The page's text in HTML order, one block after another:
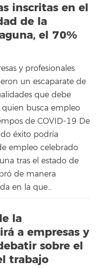
inscritas en el
de la
el 70%
y profesionales
un escaparate de
que debe
busca empleo
de COVID-19 De
éxito podría
empleo celebrado
tras el estado de
de manera
en la que...
la
a empresas y
sobre el
trabajo